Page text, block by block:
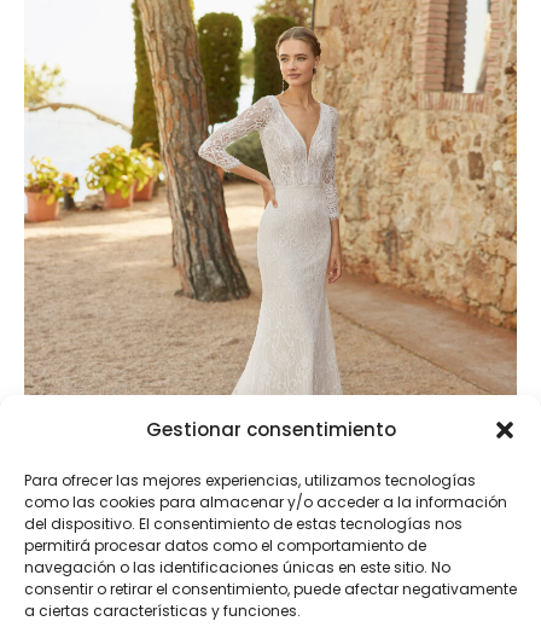
Gestionar consentimiento
Para ofrecer las mejores experiencias, utilizamos tecnologías
como las cookies para almacenar y/o acceder a la información
del dispositivo. El consentimiento de estas tecnologías nos
permitirá procesar datos como el comportamiento de
navegación o las identificaciones únicas en este sitio. No
consentir o retirar el consentimiento, puede afectar negativamente
a ciertas características y funciones.
Roma